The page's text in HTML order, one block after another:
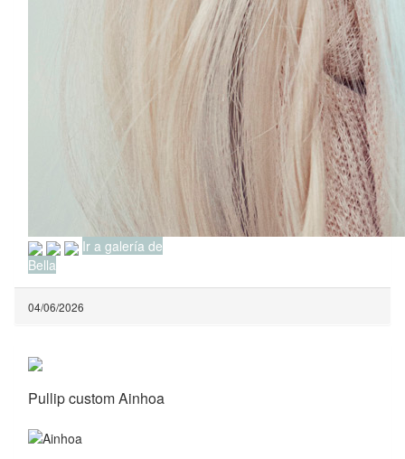
Ir a galería de
Bella
04/06/2026
Pullip custom Ainhoa